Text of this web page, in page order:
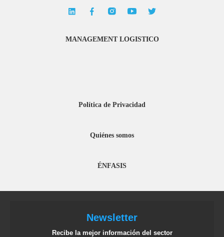
MANAGEMENT LOGISTICO
Política de Privacidad
Quiénes somos
ÉNFASIS
Newsletter
Recibe la mejor información del sector